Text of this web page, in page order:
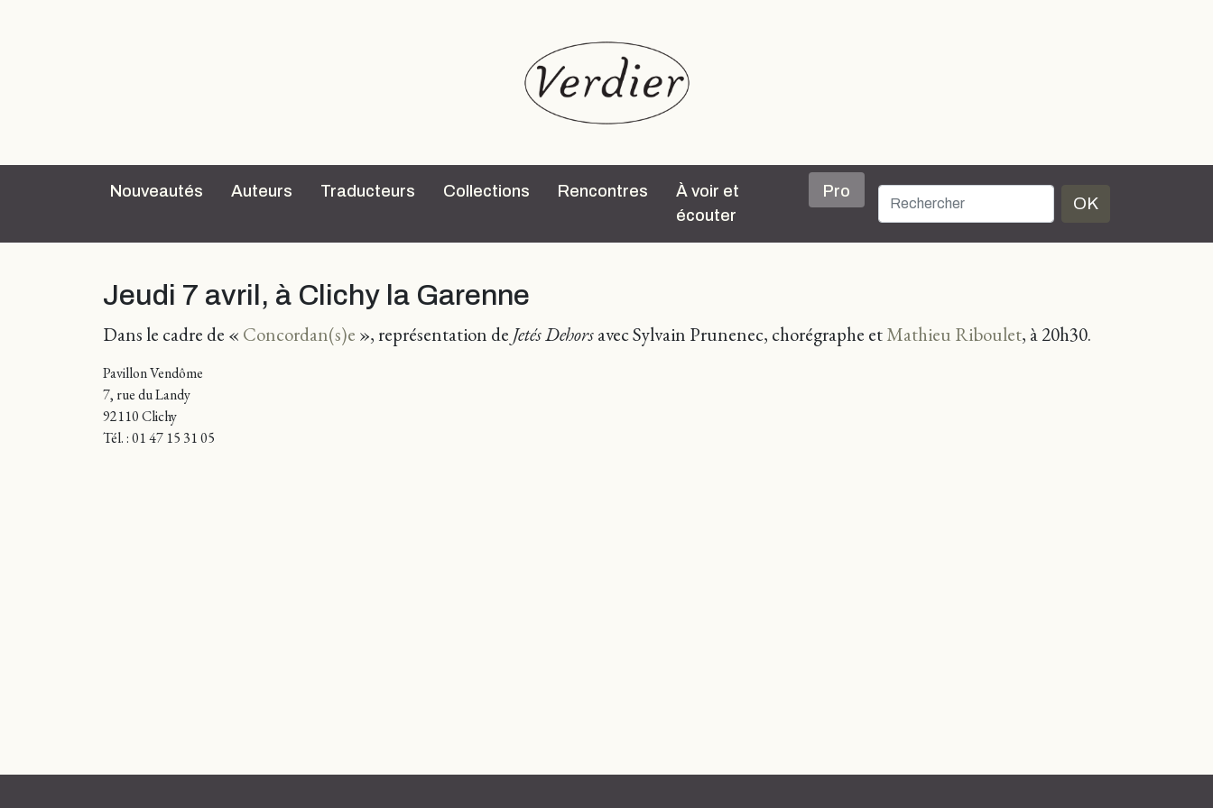
Nouveautés Auteurs Traducteurs Collections Rencontres
À voir et
écouter
Pro
OK
Jeudi 7 avril, à Clichy la Garenne
Dans le cadre de « Concordan(s)e », représentation de Jetés Dehorsavec Sylvain Prunenec, chorégraphe etMathieu Riboulet, à 20h30.
Pavillon Vendôme
7, rue du Landy
92110 Clichy
Tél. : 01 47 15 31 05